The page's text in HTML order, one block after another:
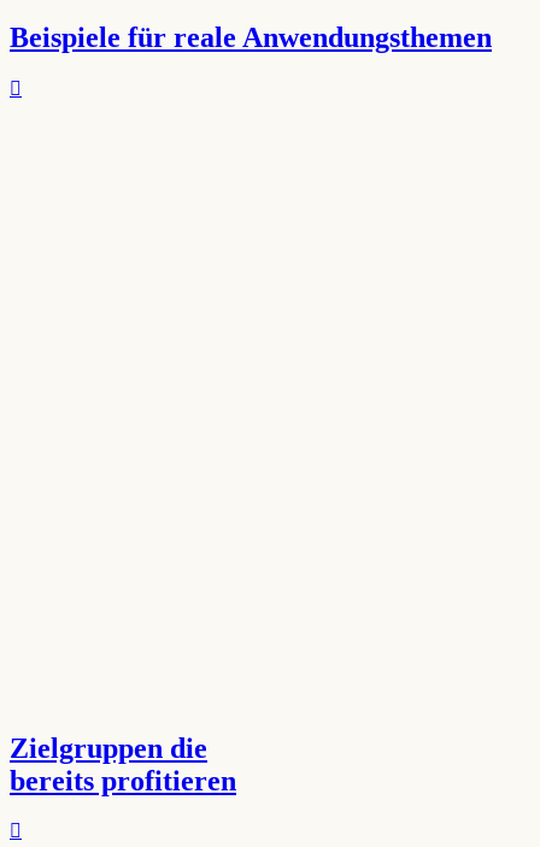
Beispiele für reale Anwendungsthemen
Zielgruppen die
bereits profitieren